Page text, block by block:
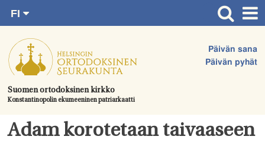
suoraan
sisältöön.
Suomen ortodoksinen kirkko
Konstantinopolin ekumeeninen patriarkaatti
Päivän sana
Päivän pyhät
FI
SV
EN
UA
Etusivu
Ajankohtaista
Juhlat & toimitukset
Kirkot
Adam korotetaan taivaaseen